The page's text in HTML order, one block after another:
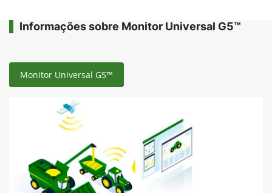
Informações sobre Monitor Universal G5™
Monitor Universal G5™